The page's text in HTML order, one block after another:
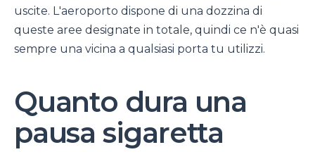
uscite. L'aeroporto dispone di una dozzina di
queste aree designate in totale, quindi ce n'è quasi
sempre una vicina a qualsiasi porta tu utilizzi.
Quanto dura una
pausa sigaretta